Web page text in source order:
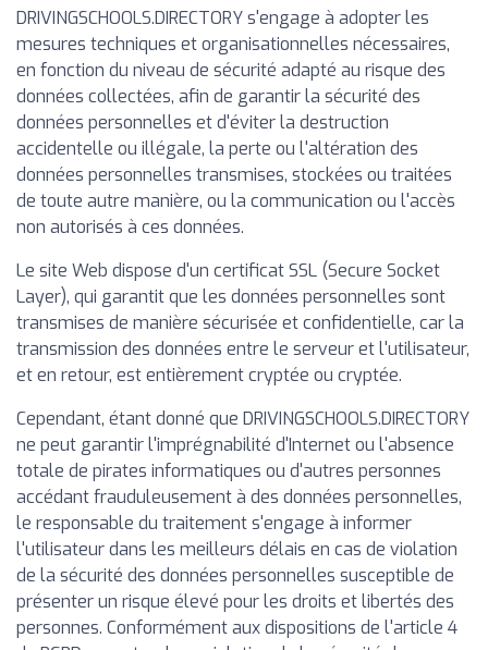
DRIVINGSCHOOLS.DIRECTORY s'engage à adopter les
mesures techniques et organisationnelles nécessaires,
en fonction du niveau de sécurité adapté au risque des
données collectées, afin de garantir la sécurité des
données personnelles et d'éviter la destruction
accidentelle ou illégale, la perte ou l'altération des
données personnelles transmises, stockées ou traitées
de toute autre manière, ou la communication ou l'accès
non autorisés à ces données.
Le site Web dispose d'un certificat SSL (Secure Socket
Layer), qui garantit que les données personnelles sont
transmises de manière sécurisée et confidentielle, car la
transmission des données entre le serveur et l'utilisateur,
et en retour, est entièrement cryptée ou cryptée.
Cependant, étant donné que DRIVINGSCHOOLS.DIRECTORY
ne peut garantir l'imprégnabilité d'Internet ou l'absence
totale de pirates informatiques ou d'autres personnes
accédant frauduleusement à des données personnelles,
le responsable du traitement s'engage à informer
l'utilisateur dans les meilleurs délais en cas de violation
de la sécurité des données personnelles susceptible de
présenter un risque élevé pour les droits et libertés des
personnes. Conformément aux dispositions de l'article 4